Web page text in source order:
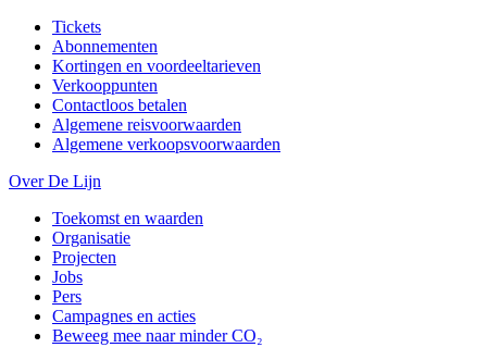
Tickets
Abonnementen
Kortingen en voordeeltarieven
Verkooppunten
Contactloos betalen
Algemene reisvoorwaarden
Algemene verkoopsvoorwaarden
Over De Lijn
Toekomst en waarden
Organisatie
Projecten
Jobs
Pers
Campagnes en acties
Beweeg mee naar minder CO₂